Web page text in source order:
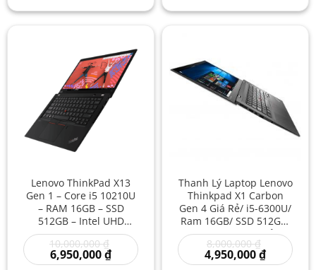
Giá Rẻ
là: là:
Lenovo ThinkPad X13
Gen 1 – Core i5 10210U
– RAM 16GB – SSD
512GB – Intel UHD
Graphics 620 – 13.3
inch FHD Cũ Giá Rẻ |
Laptop Doanh Nhân,
10,000,000₫
là:
6,950,000₫Giá
hiện
Thanh Lý Laptop Lenovo
Thinkpad X1 Carbon
Gen 4 Giá Rẻ/ i5-6300U/
Ram 16GB/ SSD 512GB/
Laptop Cũ Giá Rẻ/
Laptop Nhẹ Nhàng Like
New
8,000,000₫
gốc
là:
4,950,000₫Giá
hiện